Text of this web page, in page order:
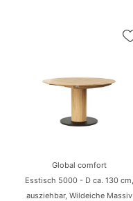
Global comfort
Esstisch 5000 - D ca. 130 cm,
ausziehbar, Wildeiche Massiv